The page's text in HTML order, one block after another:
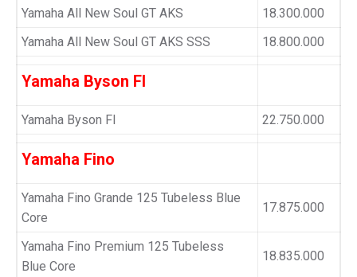
Yamaha All New Soul GT AKS
18.300.000
Yamaha All New Soul GT AKS SSS
18.800.000
Yamaha Byson FI
Yamaha Byson FI 22.750.000
Yamaha Fino
Yamaha Fino Grande 125 Tubeless Blue
Core
17.875.000
Yamaha Fino Premium 125 Tubeless
Blue Core
18.835.000